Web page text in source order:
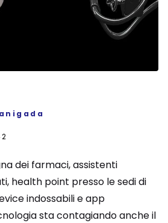
dei farmaci, assistenti
health point presso le sedi di
indossabili e app
sta contagiando anche il